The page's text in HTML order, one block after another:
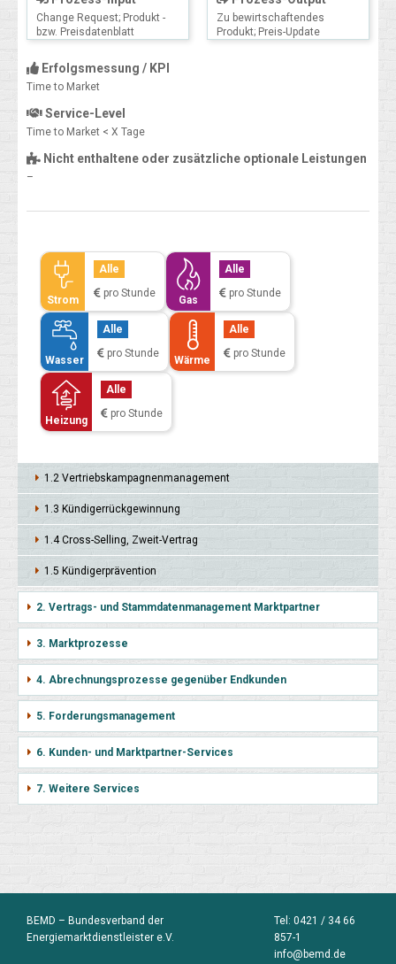
Change Request; Produkt -
bzw. Preisdatenblatt
Zu bewirtschaftendes
Produkt; Preis-Update
Erfolgsmessung / KPI
Time to Market
Service-Level
Time to Market < X Tage
Nicht enthaltene oder zusätzliche optionale Leistungen
–
Strom
Alle
pro Stunde
Gas
Alle
pro Stunde
Wasser
Alle
pro Stunde
Wärme
Alle
pro Stunde
Heizung
Alle
pro Stunde
1.2 Vertriebs­kampagnen­management
1.3 Kündiger­rück­gewinnung
1.4 Cross-Selling, Zweit-Vertrag
1.5 Kündiger­prävention
2. Vertrags- und Stammdatenmanagement Marktpartner
3. Marktprozesse
4. Abrechnungsprozesse gegenüber Endkunden
5. Forderungsmanagement
6. Kunden- und Marktpartner-Services
7. Weitere Services
BEMD – Bundesverband der
Energiemarktdienstleister e.V.
Tel: 0421 / 34 66
857-1
info@bemd.de